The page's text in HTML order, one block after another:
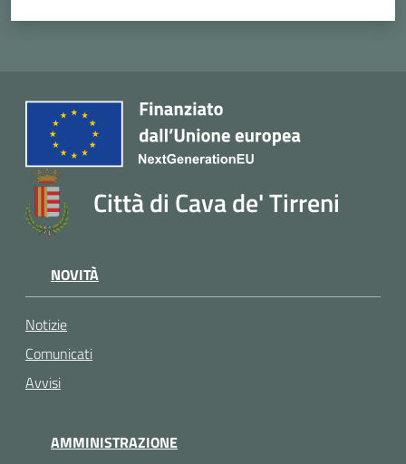
Città di Cava de' Tirreni
NOVITÀ
Notizie
Comunicati
Avvisi
AMMINISTRAZIONE